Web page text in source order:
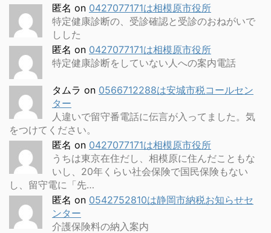
匿名 on 0427077171は相模原市役所
特定健康診断の、受診確認と受診のおねがいで
しした
匿名 on 0427077171は相模原市役所
特定健康診断をしていない人への案内電話
タムラ on 0566712288は安城市税コールセン
ター
人違いで留守番電話に伝言が入ってました。気
をつけてください。
匿名 on 0427077171は相模原市役所
うちは東京在住だし、相模原に住んだこともな
いし、20年くらい社会保険で国民保険もない
し、留守電に「先…
匿名 on 0542752810は静岡市納税お知らせセ
ンター
介護保険料の納入案内